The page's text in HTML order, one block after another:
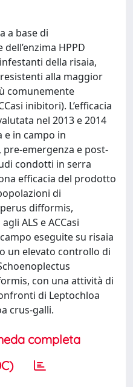
a base di
HPPD
della risaia,
alla maggior
comunemente
inibitori). L’efficacia
nel 2013 e 2014
e in campo in
emergenza e post-
condotti in serra
efficacia del prodotto
di
difformis,
ALS e ACCasi
eseguite su risaia
un elevato controllo di
con una attività di
di Leptochloa
crus-galli.
completa